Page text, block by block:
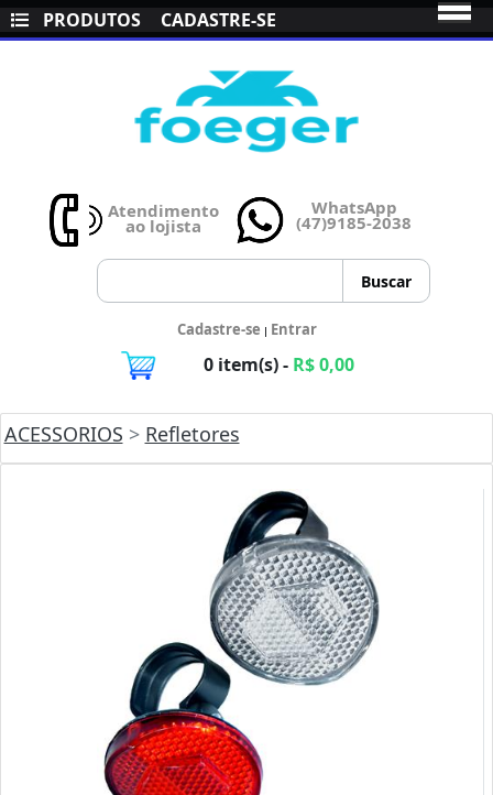
PRODUTOS CADASTRE-SE
Atendimento
ao lojista
WhatsApp
(47)9185-2038
Cadastre-se | Entrar
0 item(s) - R$ 0,00
ACESSORIOS > Refletores